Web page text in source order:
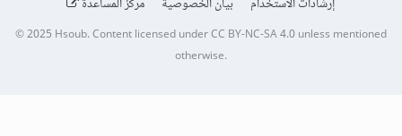
إرشادات الاستخدام
بيان الخصوصية مركز المساعدة
© 2025 Hsoub.Content licensed underCC BY-NC-SA 4.0unless mentioned
otherwise.